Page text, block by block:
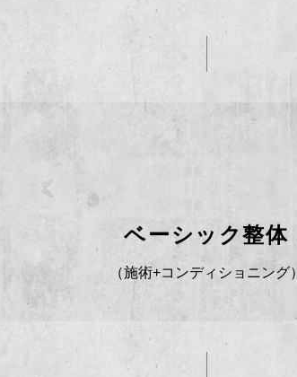
ベーシック整体
（施術+コンディショニング）